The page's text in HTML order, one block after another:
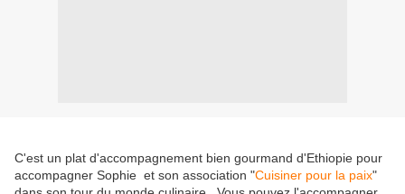
C'est un plat d'accompagnement bien gourmand d'Ethiopie pour
accompagner Sophie et son association "Cuisiner pour la paix"